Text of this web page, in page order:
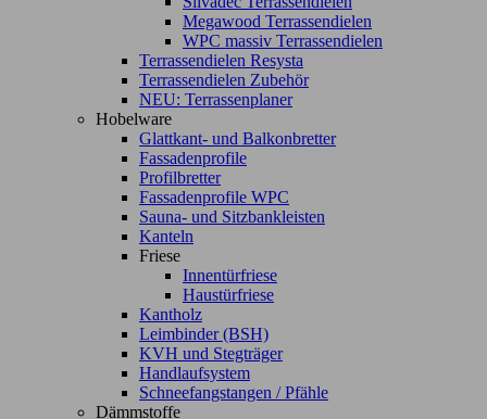
Megawood Terrassendielen
WPC massiv Terrassendielen
Terrassendielen Resysta
Terrassendielen Zubehör
NEU: Terrassenplaner
Hobelware
Glattkant- und Balkonbretter
Fassadenprofile
Profilbretter
Fassadenprofile WPC
Sauna- und Sitzbankleisten
Kanteln
Friese
Innentürfriese
Haustürfriese
Kantholz
Leimbinder (BSH)
KVH und Stegträger
Handlaufsystem
Schneefangstangen / Pfähle
Dämmstoffe